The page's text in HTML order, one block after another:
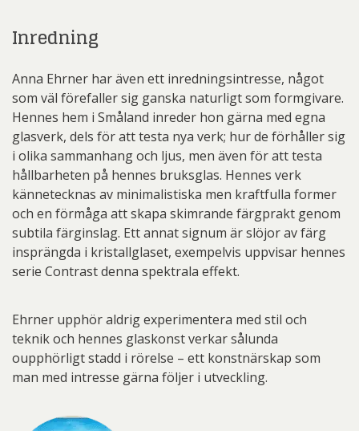
Inredning
Anna Ehrner har även ett inredningsintresse, något
som väl förefaller sig ganska naturligt som formgivare.
Hennes hem i Småland inreder hon gärna med egna
glasverk, dels för att testa nya verk; hur de förhåller sig
i olika sammanhang och ljus, men även för att testa
hållbarheten på hennes bruksglas. Hennes verk
kännetecknas av minimalistiska men kraftfulla former
och en förmåga att skapa skimrande färgprakt genom
subtila färginslag. Ett annat signum är slöjor av färg
insprängda i kristallglaset, exempelvis uppvisar hennes
serie Contrast denna spektrala effekt.
Ehrner upphör aldrig experimentera med stil och
teknik och hennes glaskonst verkar sålunda
oupphörligt stadd i rörelse – ett konstnärskap som
man med intresse gärna följer i utveckling.